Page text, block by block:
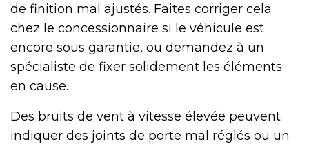
de finition mal ajustés. Faites corriger cela
chez le concessionnaire si le véhicule est
encore sous garantie, ou demandez à un
spécialiste de fixer solidement les éléments
en cause.
Des bruits de vent à vitesse élevée peuvent
indiquer des joints de porte mal réglés ou un